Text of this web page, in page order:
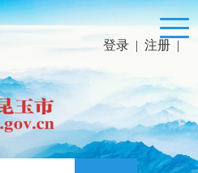
登录 | 注册 |